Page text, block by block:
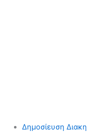
Δημοσίευση